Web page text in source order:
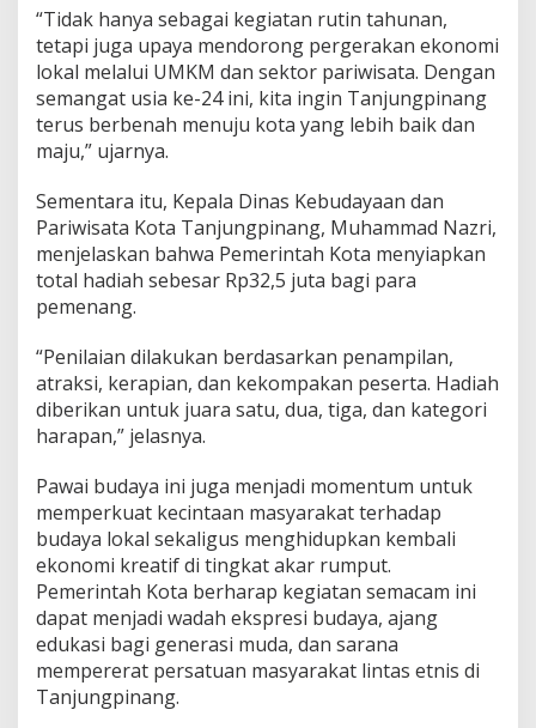
“Tidak hanya sebagai kegiatan rutin tahunan,
tetapi juga upaya mendorong pergerakan ekonomi
lokal melalui UMKM dan sektor pariwisata. Dengan
semangat usia ke-24 ini, kita ingin Tanjungpinang
terus berbenah menuju kota yang lebih baik dan
maju,” ujarnya.
Sementara itu, Kepala Dinas Kebudayaan dan
Pariwisata Kota Tanjungpinang, Muhammad Nazri,
menjelaskan bahwa Pemerintah Kota menyiapkan
total hadiah sebesar Rp32,5 juta bagi para
pemenang.
“Penilaian dilakukan berdasarkan penampilan,
atraksi, kerapian, dan kekompakan peserta. Hadiah
diberikan untuk juara satu, dua, tiga, dan kategori
harapan,” jelasnya.
Pawai budaya ini juga menjadi momentum untuk
memperkuat kecintaan masyarakat terhadap
budaya lokal sekaligus menghidupkan kembali
ekonomi kreatif di tingkat akar rumput.
Pemerintah Kota berharap kegiatan semacam ini
dapat menjadi wadah ekspresi budaya, ajang
edukasi bagi generasi muda, dan sarana
mempererat persatuan masyarakat lintas etnis di
Tanjungpinang.